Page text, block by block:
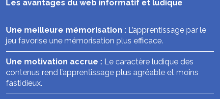
Les avantages du web informatif et ludique
Une meilleure mémorisation : L’apprentissage par le
jeu favorise une mémorisation plus efficace.
Une motivation accrue : Le caractère ludique des
contenus rend l’apprentissage plus agréable et moins
fastidieux.